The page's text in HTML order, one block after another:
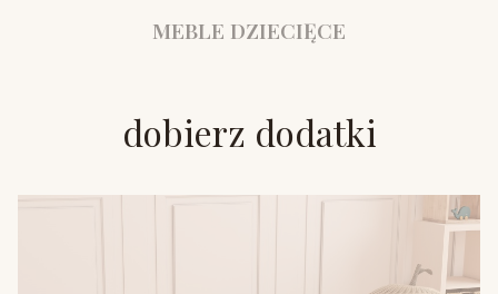
MEBLE DZIECIĘCE
dobierz dodatki